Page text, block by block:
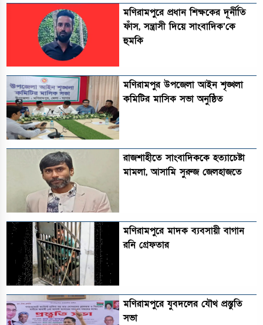
মণিরামপুরে প্রধান শিক্ষকের দূর্নীতি
ফাঁস, সন্ত্রাসী দিয়ে সাংবাদিক’কে
হুমকি
মণিরামপুর উপজেলা আইন শৃঙ্খলা
কমিটির মাসিক সভা অনুষ্ঠিত‎‎
রাজশাহীতে সাংবাদিককে হত্যাচেষ্টা
মামলা, আসামি সুরুজ জেলহাজতে
মণিরামপুরে মাদক ব্যবসায়ী বাগান
রনি গ্রেফতার
মণিরামপুরে যুবদলের যৌথ প্রস্তুতি
সভা